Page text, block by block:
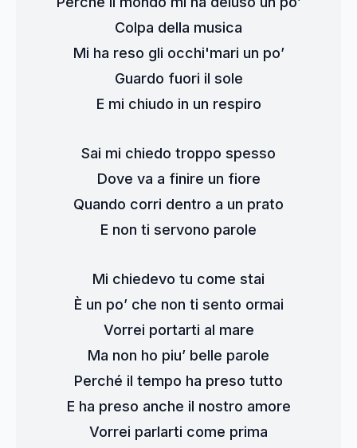
Colpa della musica
Mi ha reso gli occhi'mari un po’
Guardo fuori il sole
E mi chiudo in un respiro
Sai mi chiedo troppo spesso
Dove va a finire un fiore
Quando corri dentro a un prato
E non ti servono parole
Mi chiedevo tu come stai
È un po’ che non ti sento ormai
Vorrei portarti al mare
Ma non ho piu’ belle parole
Perché il tempo ha preso tutto
E ha preso anche il nostro amore
Vorrei parlarti come prima